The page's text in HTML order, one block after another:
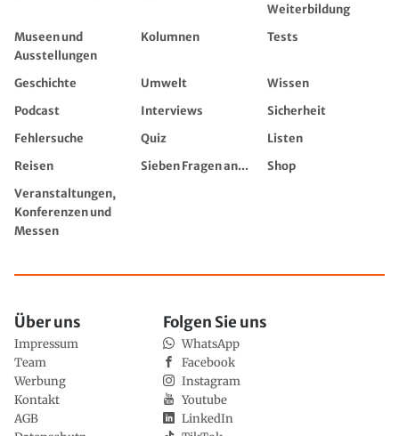
Weiterbildung
Museen und
Ausstellungen
Kolumnen Tests
Geschichte Umwelt
Wissen
Podcast
Interviews
Sicherheit
Fehlersuche
Quiz
Listen
Reisen
Sieben Fragen an...
Shop
Veranstaltungen,
Konferenzen und
Messen
Über uns
Impressum
Team
Werbung
Kontakt
AGB
Folgen Sie uns
WhatsApp
Facebook
Instagram
Youtube
LinkedIn